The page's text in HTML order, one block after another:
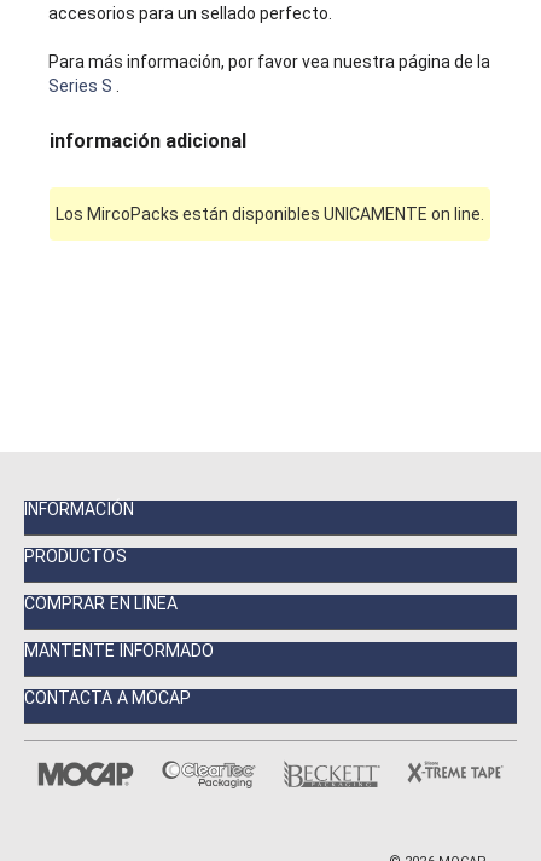
accesorios para un sellado perfecto.
Para más información, por favor vea nuestra página de la
Series S
información adicional
Los MircoPacks están disponibles UNICAMENTE on line.
INFORMACIÓN
PRODUCTOS
COMPRAR EN LÍNEA
MANTENTE INFORMADO
CONTACTA A MOCAP